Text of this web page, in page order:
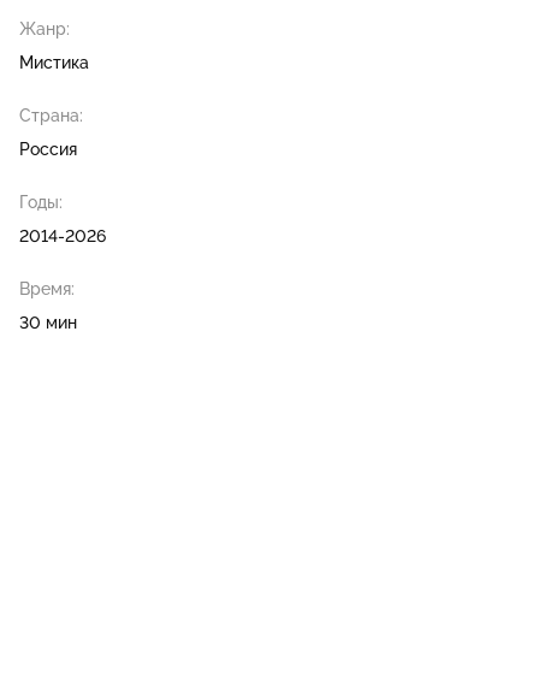
Жанр:
Мистика
Страна:
Россия
Годы:
2014-2026
Время:
30 мин